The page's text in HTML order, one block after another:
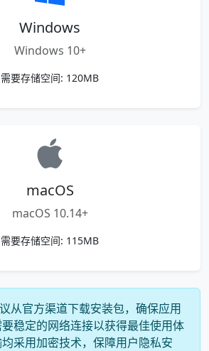
Windows
Windows 10+
需要存储空间: 120MB
macOS
macOS 10.14+
需要存储空间: 115MB
从官方渠道下载安装包，确保应用
稳定的网络连接以获得最佳使用体
采用加密技术，保障用户隐私安